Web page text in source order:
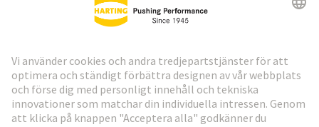
HARTING:s nyhetsbrev
Gå till registrering